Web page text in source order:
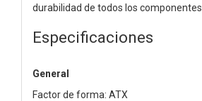
durabilidad de todos los componentes.
Especificaciones
General
Factor de forma: ATX